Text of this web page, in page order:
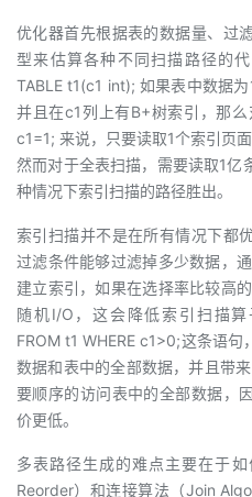
优化器首先根据表的数据量、过
型来估算各种不同扫描路径的
TABLE t1(c1 int); 如果表中数据
并且在c1列上有B+树索引，那么
c1=1; 来说，只要读取1个索引页
然而对于全表扫描，需要读取1亿
种情况下索引扫描的路径胜出。
索引扫描并不是在所有情况下都
过滤条件能够过滤掉多少数据，
建立索引，如果在选择率比较高
随机I/O，这会降低索引扫描
FROM t1 WHERE c1>0;这条语
数据和表中的全部数据，并且带
要顺序的访问表中的全部数据，
价更低。
多表路径生成的难点主要在于
Reorder）和连接算法（Join